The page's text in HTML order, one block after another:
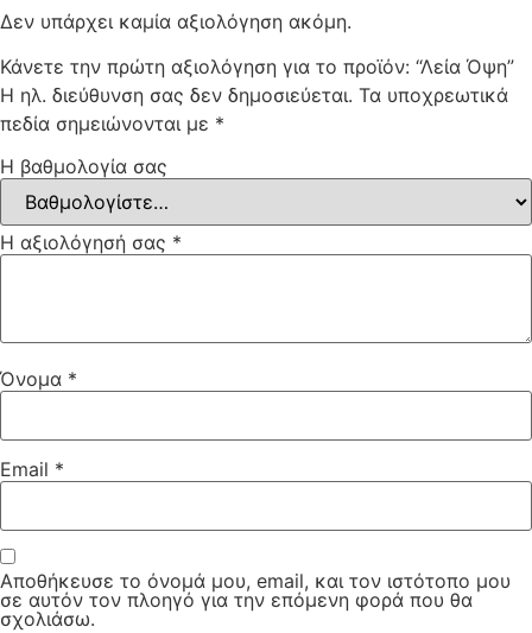
Δεν υπάρχει καμία αξιολόγηση ακόμη.
Κάνετε την πρώτη αξιολόγηση για το προϊόν: “Λεία Όψη”
Η ηλ. διεύθυνση σας δεν δημοσιεύεται. Τα υποχρεωτικά
πεδία σημειώνονται με *
Η βαθμολογία σας
Η αξιολόγησή σας *
Όνομα *
Email *
Αποθήκευσε το όνομά μου, email, και τον ιστότοπο μου
σε αυτόν τον πλοηγό για την επόμενη φορά που θα
σχολιάσω.